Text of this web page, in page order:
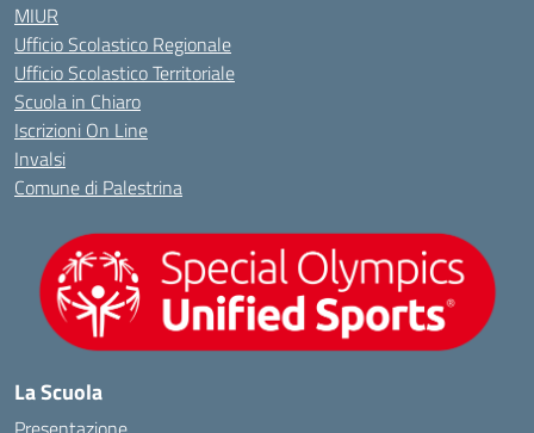
MIUR
Ufficio Scolastico Regionale
Ufficio Scolastico Territoriale
Scuola in Chiaro
Iscrizioni On Line
Invalsi
Comune di Palestrina
La Scuola